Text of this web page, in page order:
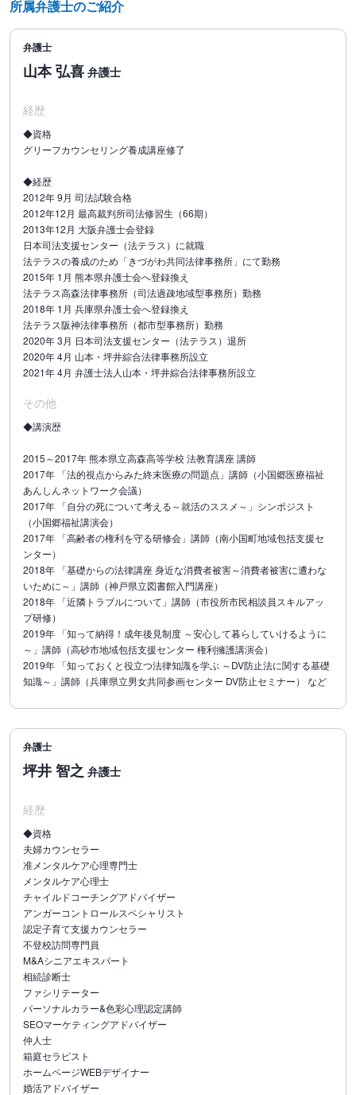
所属弁護士のご紹介
弁護士
山本 弘喜 弁護士
経歴
◆資格
グリーフカウンセリング養成講座修了
◆経歴
2012年 9月 司法試験合格
2012年12月 最高裁判所司法修習生（66期）
2013年12月 大阪弁護士会登録
日本司法支援センター（法テラス）に就職
法テラスの養成のため「きづがわ共同法律事務所」にて勤務
2015年 1月 熊本県弁護士会へ登録換え
法テラス高森法律事務所（司法過疎地域型事務所）勤務
2018年 1月 兵庫県弁護士会へ登録換え
法テラス阪神法律事務所（都市型事務所）勤務
2020年 3月 日本司法支援センター（法テラス）退所
2020年 4月 山本・坪井綜合法律事務所設立
2021年 4月 弁護士法人山本・坪井綜合法律事務所設立
その他
◆講演歴
2015～2017年 熊本県立高森高等学校 法教育講座 講師
2017年 「法的視点からみた終末医療の問題点」講師（小国郷医療福祉
あんしんネットワーク会議）
2017年 「自分の死について考える～就活のススメ～」シンポジスト
（小国郷福祉講演会）
2017年 「高齢者の権利を守る研修会」講師（南小国町地域包括支援セ
ンター）
2018年 「基礎からの法律講座 身近な消費者被害～消費者被害に遭わな
いために～」講師（神戸県立図書館入門講座）
2018年 「近隣トラブルについて」講師（市役所市民相談員スキルアッ
プ研修）
2019年 「知って納得！成年後見制度 ～安心して暮らしていけるように
～」講師（高砂市地域包括支援センター 権利擁護講演会）
2019年 「知っておくと役立つ法律知識を学ぶ ～DV防止法に関する基礎
知識～」講師（兵庫県立男女共同参画センター DV防止セミナー） など
弁護士
坪井 智之 弁護士
経歴
◆資格
夫婦カウンセラー
准メンタルケア心理専門士
メンタルケア心理士
チャイルドコーチングアドバイザー
アンガーコントロールスペシャリスト
認定子育て支援カウンセラー
不登校訪問専門員
M&Aシニアエキスパート
相続診断士
ファシリテーター
パーソナルカラー&色彩心理認定講師
SEOマーケティングアドバイザー
仲人士
箱庭セラピスト
ホームページWEBデザイナー
婚活アドバイザー